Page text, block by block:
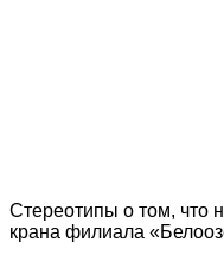
Стереотипы о том, что
крана филиала